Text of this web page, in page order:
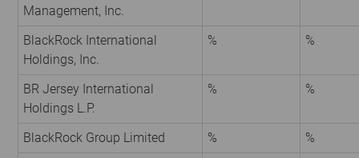
Management, Inc.
BlackRock International
Holdings, Inc.
% %
BR Jersey International
Holdings L.P.
% %
BlackRock Group Limited %
%